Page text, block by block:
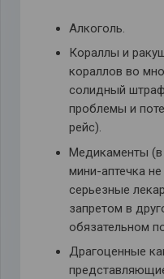
Алкоголь.
Кораллы и
кораллов во
солидный
проблемы и
рейс).
Медикаменты (в
мини-аптечка
серьезные
запретом в
обязательном
Драгоценные